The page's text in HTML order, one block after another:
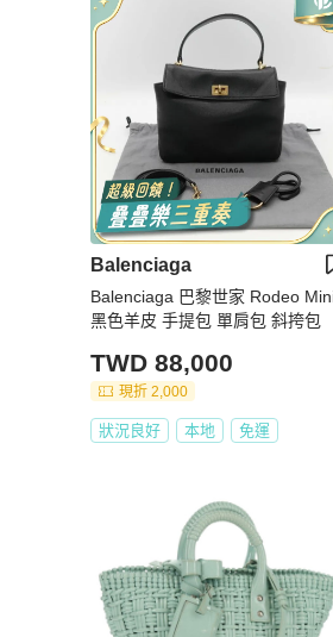
Balenciaga
Balenciaga 巴黎世家 Rodeo
黑色羊皮 手提包 單肩包 斜挎包
TWD 88,000
現折 2,000
狀況良好 本地 免運